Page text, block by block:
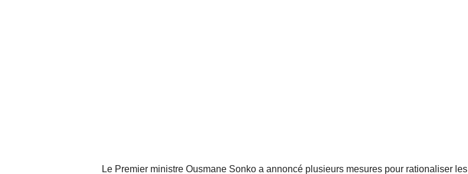
Le Premier ministre Ousmane Sonko a annoncé plusieurs mesures pour rationaliser les